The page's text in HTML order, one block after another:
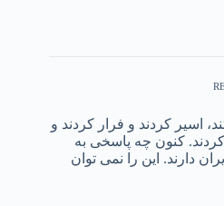
اسیر کردند و فرار کردند و
کردند. کنون چه پاسخی به
دارند. این را نمی توان